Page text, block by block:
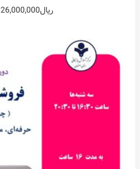
out
of
ریال26,000,000